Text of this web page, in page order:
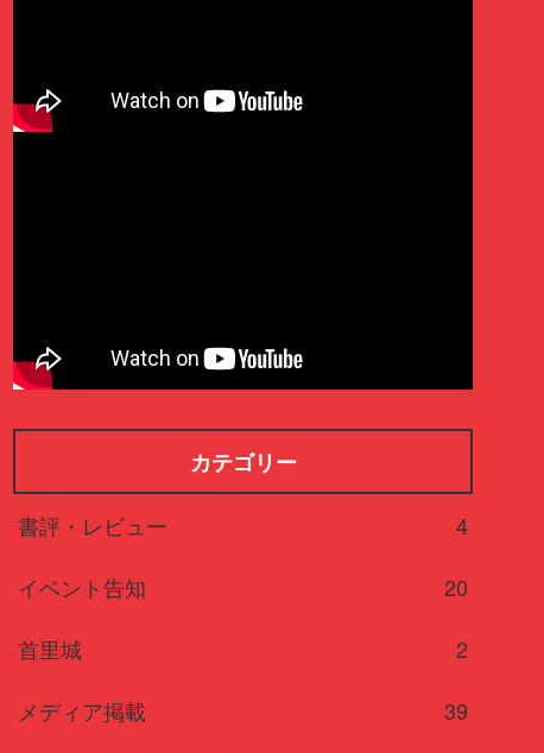
カテゴリー
書評・レビュー
4
イベント告知
20
首里城
2
メディア掲載
39